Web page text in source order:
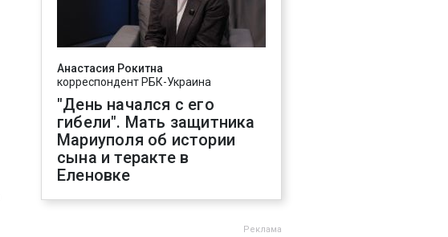
Анастасия Рокитна
корреспондент РБК-Украина
"День начался с его
гибели". Мать защитника
Мариуполя об истории
сына и теракте в
Еленовке